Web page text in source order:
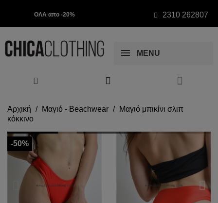
ΟΛΑ απο -20% 2310 262807
MENU
Αρχική Μαγιό - Beachwear
Μαγιό μπικίνι σλιπ
κόκκινο
-50%